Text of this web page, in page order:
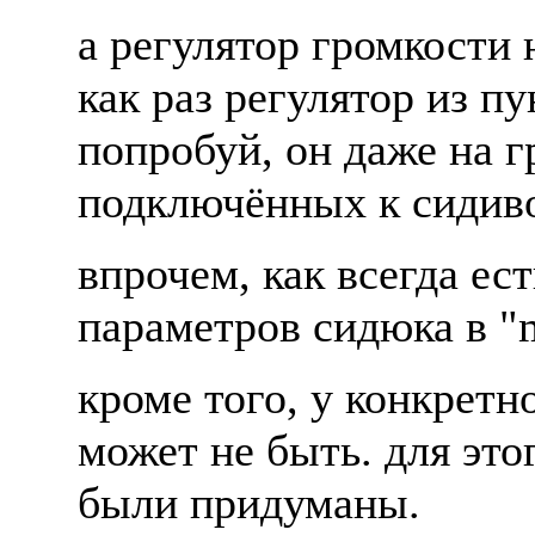
а регулятор
как раз регулятор из
попробуй, он даже на
подключённых к
впрочем, как всегда
параметров сидюка в
кроме того, у
может не быть. для
были придуманы.